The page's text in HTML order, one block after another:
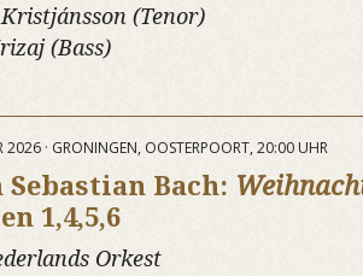
(Tenor)
(Bass)
2026 · GRONINGEN, OOSTERPOORT, 20:00 UHR
Sebastian Bach:
1,4,5,6
Orkest